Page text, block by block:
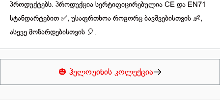
პროდუქტებს. პროდუქცია სერტიფიცირებულია CE და EN71
სტანდარტებით ✅, უსაფრთხოა როგორც ბავშვებისთვის 👶,
ასევე მოზარდებისთვის 🎈.
🎃 ჰელოუინის კოლექცია